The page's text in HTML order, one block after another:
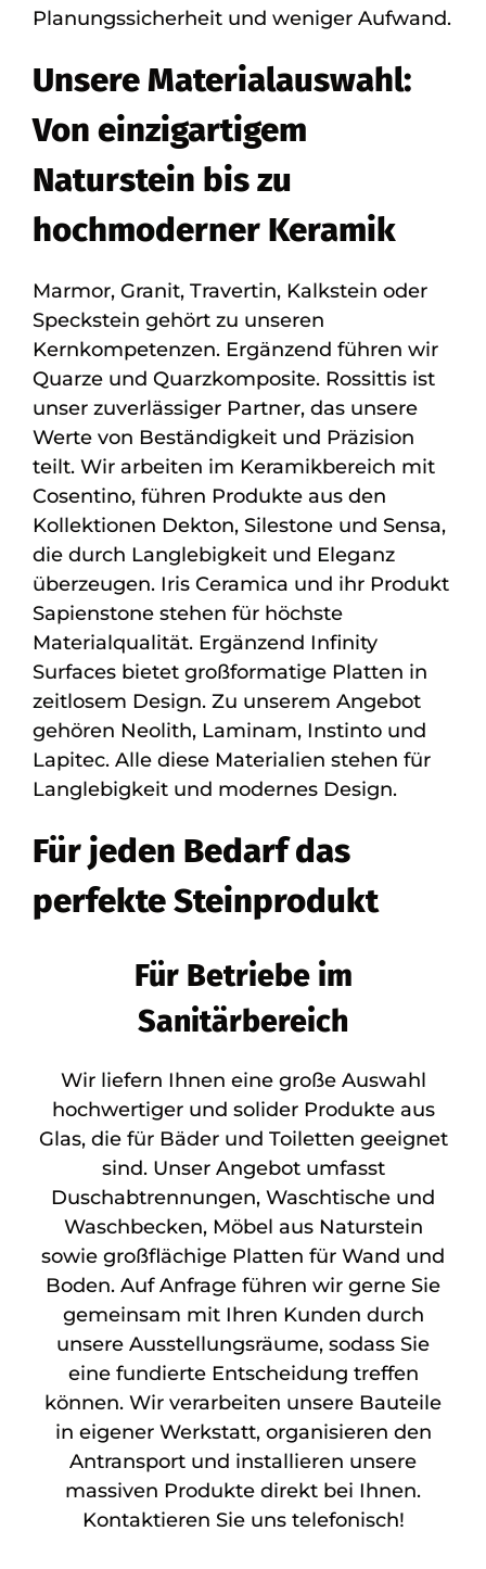
Planungssicherheit und weniger Aufwand.
Unsere Materialauswahl:
Von einzigartigem
Naturstein bis zu
hochmoderner Keramik
Marmor, Granit, Travertin, Kalkstein oder
Speckstein gehört zu unseren
Kernkompetenzen. Ergänzend führen wir
Quarze und Quarzkomposite. Rossittis ist
unser zuverlässiger Partner, das unsere
Werte von Beständigkeit und Präzision
teilt. Wir arbeiten im Keramikbereich mit
Cosentino, führen Produkte aus den
Kollektionen Dekton, Silestone und Sensa,
die durch Langlebigkeit und Eleganz
überzeugen. Iris Ceramica und ihr Produkt
Sapienstone stehen für höchste
Materialqualität. Ergänzend Infinity
Surfaces bietet großformatige Platten in
zeitlosem Design. Zu unserem Angebot
gehören Neolith, Laminam, Instinto und
Lapitec. Alle diese Materialien stehen für
Langlebigkeit und modernes Design.
Für jeden Bedarf das
perfekte Steinprodukt
Für Betriebe im
Sanitärbereich
Wir liefern Ihnen eine große Auswahl
hochwertiger und solider Produkte aus
Glas, die für Bäder und Toiletten geeignet
sind. Unser Angebot umfasst
Duschabtrennungen, Waschtische und
Waschbecken, Möbel aus Naturstein
sowie großflächige Platten für Wand und
Boden. Auf Anfrage führen wir gerne Sie
gemeinsam mit Ihren Kunden durch
unsere Ausstellungsräume, sodass Sie
eine fundierte Entscheidung treffen
können. Wir verarbeiten unsere Bauteile
in eigener Werkstatt, organisieren den
Antransport und installieren unsere
massiven Produkte direkt bei Ihnen.
Kontaktieren Sie uns telefonisch!